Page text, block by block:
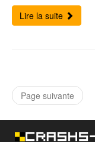
Lire la suite
Page suivante